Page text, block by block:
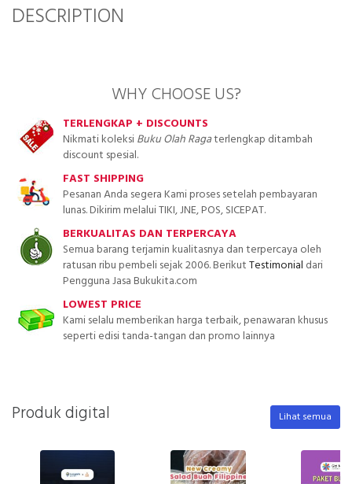
DESCRIPTION
WHY CHOOSE US?
TERLENGKAP + DISCOUNTS
Nikmati koleksiBuku Olah Ragaterlengkap ditambah
discount spesial.
FAST SHIPPING
Pesanan Anda segera Kami proses setelah pembayaran
lunas. Dikirim melalui TIKI, JNE, POS, SICEPAT.
BERKUALITAS DAN TERPERCAYA
Semua barang terjamin kualitasnya dan terpercaya oleh
ratusan ribu pembeli sejak 2006. BerikutTestimonial dari
Pengguna Jasa Bukukita.com
LOWEST PRICE
Kami selalu memberikan harga terbaik, penawaran khusus
seperti edisi tanda-tangan dan promo lainnya
Produk digital Lihat semua